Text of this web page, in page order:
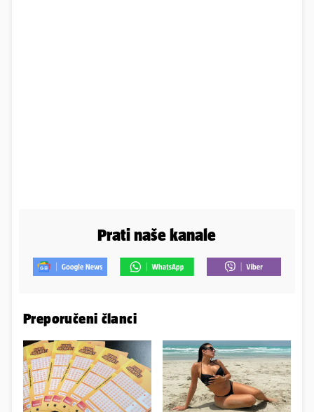
Prati naše kanale
Preporučeni članci